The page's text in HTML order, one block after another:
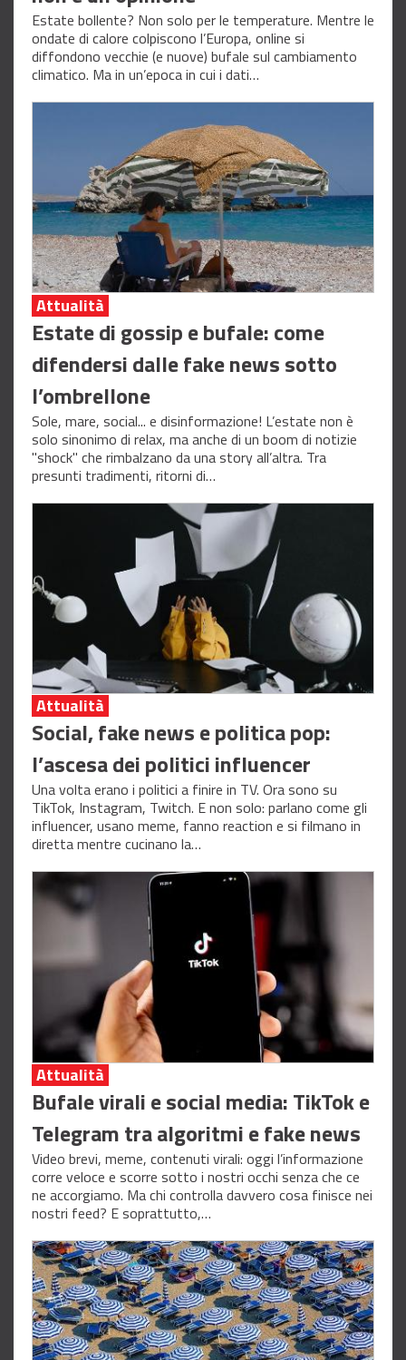
Estate bollente? Non solo per le temperature. Mentre le
ondate di calore colpiscono l’Europa, online si
diffondono vecchie (e nuove) bufale sul cambiamento
climatico. Ma in un’epoca in cui i dati…
Attualità
Estate di gossip e bufale: come
difendersi dalle fake news sotto
l’ombrellone
Sole, mare, social... e disinformazione! L’estate non è
solo sinonimo di relax, ma anche di un boom di notizie
"shock" che rimbalzano da una story all’altra. Tra
presunti tradimenti, ritorni di…
Attualità
Social, fake news e politica pop:
l’ascesa dei politici influencer
Una volta erano i politici a finire in TV. Ora sono su
TikTok, Instagram, Twitch. E non solo: parlano come gli
influencer, usano meme, fanno reaction e si filmano in
diretta mentre cucinano la…
Attualità
Bufale virali e social media: TikTok e
Telegram tra algoritmi e fake news
Video brevi, meme, contenuti virali: oggi l’informazione
corre veloce e scorre sotto i nostri occhi senza che ce
ne accorgiamo. Ma chi controlla davvero cosa finisce nei
nostri feed? E soprattutto,…